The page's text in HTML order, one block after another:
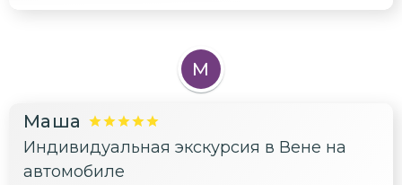
М
Маша
Индивидуальная экскурсия в Вене на
автомобиле